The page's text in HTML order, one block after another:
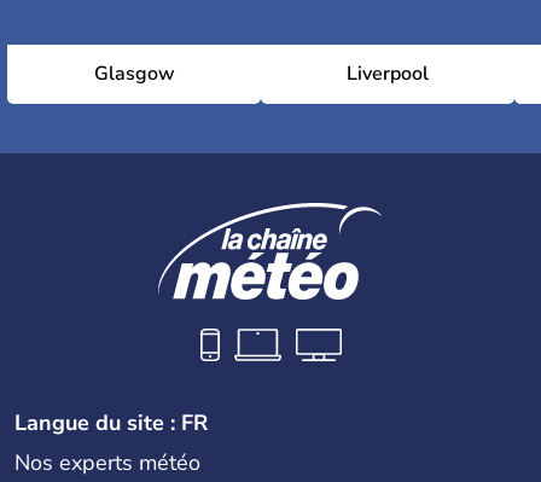
Glasgow Liverpool
Langue du site : FR
Nos experts météo